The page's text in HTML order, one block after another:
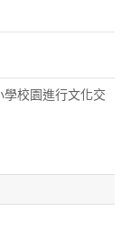
校園進行文化交